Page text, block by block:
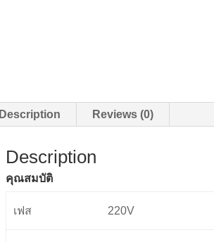
Description Reviews (0)
Description
คุณสมบัติ
เฟส 220V